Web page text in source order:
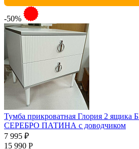
-50%
Тумба прикроватная Глория 2
СЕРЕБРО ПАТИНА с доводчиком
7 995 ₽
15 990 Р